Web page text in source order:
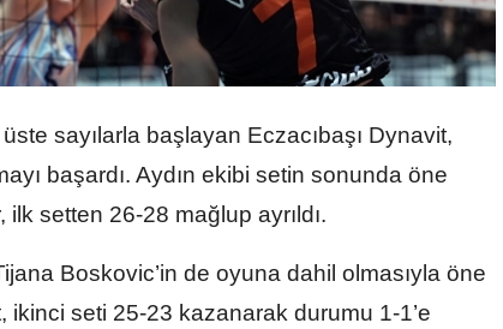
sayılarla başlayan Eczacıbaşı Dynavit,
başardı. Aydın ekibi setin sonunda öne
setten 26-28 mağlup ayrıldı.
Boskovic’in de oyuna dahil olmasıyla öne
ikinci seti 25-23 kazanarak durumu 1-1’e